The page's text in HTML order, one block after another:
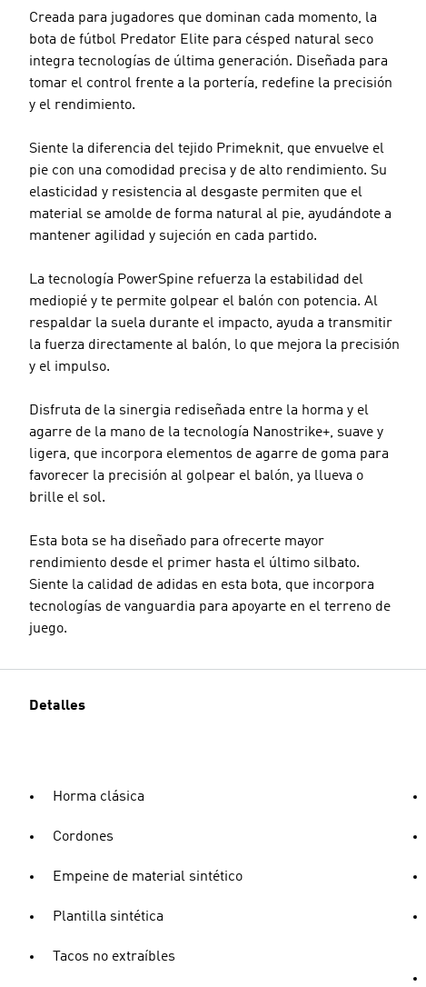
Creada para jugadores que dominan cada momento, la
bota de fútbol Predator Elite para césped natural seco
integra tecnologías de última generación. Diseñada para
tomar el control frente a la portería, redefine la precisión
y el rendimiento.
Siente la diferencia del tejido Primeknit, que envuelve el
pie con una comodidad precisa y de alto rendimiento. Su
elasticidad y resistencia al desgaste permiten que el
material se amolde de forma natural al pie, ayudándote a
mantener agilidad y sujeción en cada partido.
La tecnología PowerSpine refuerza la estabilidad del
mediopié y te permite golpear el balón con potencia. Al
respaldar la suela durante el impacto, ayuda a transmitir
la fuerza directamente al balón, lo que mejora la precisión
y el impulso.
Disfruta de la sinergia rediseñada entre la horma y el
agarre de la mano de la tecnología Nanostrike+, suave y
ligera, que incorpora elementos de agarre de goma para
favorecer la precisión al golpear el balón, ya llueva o
brille el sol.
Esta bota se ha diseñado para ofrecerte mayor
rendimiento desde el primer hasta el último silbato.
Siente la calidad de adidas en esta bota, que incorpora
tecnologías de vanguardia para apoyarte en el terreno de
juego.
Detalles
Horma clásica
Cordones
Empeine de material sintético
Plantilla sintética
Tacos no extraíbles